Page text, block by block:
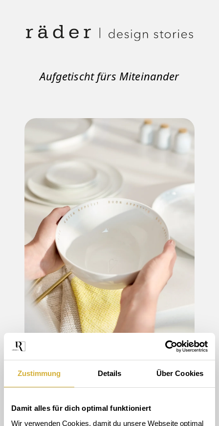
Zustimmung Details Über Cookies
Damit alles für dich optimal funktioniert
Wir verwenden Cookies, damit du unsere Webseite optimal
Aufgetischt fürs Miteinander
Schalen von räder• bringen Speisen, Menschen
und Momente zusammen. Sie geben dem Anrichten eine